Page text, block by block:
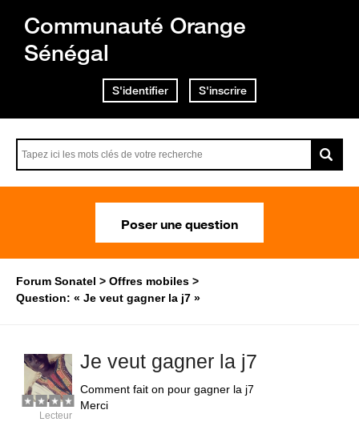
Communauté Orange
Sénégal
S'identifier S'inscrire
Poser une question
Forum Sonatel
Offres mobiles
Question: « Je veut gagner la j7 »
Je veut gagner la j7
Comment fait on pour gagner la j7
Merci
Lecteur